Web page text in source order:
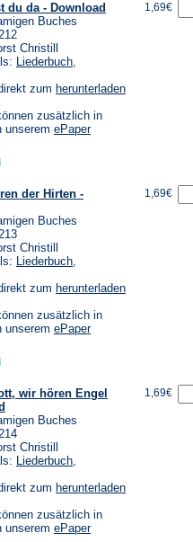
du da - Download
Buches
Christill
Liederbuch,
zum herunterladen
zusätzlich in
unserem ePaper(Öffnet
1,69€
der Hirten -
Buches
Christill
Liederbuch,
zum herunterladen
zusätzlich in
unserem ePaper(Öffnet
1,69€
wir hören Engel
Buches
Christill
Liederbuch,
zum herunterladen
zusätzlich in
unserem ePaper(Öffnet
1,69€